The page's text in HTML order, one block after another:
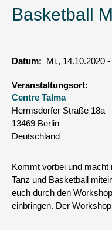
Basketball
Datum Mi., 14.10.2020
Veranstaltungsort
Centre Talma
Hermsdorfer Straße 18a
13469 Berlin
Deutschland
Kommt vorbei und
Tanz und Basketball
euch durch den
einbringen. Der